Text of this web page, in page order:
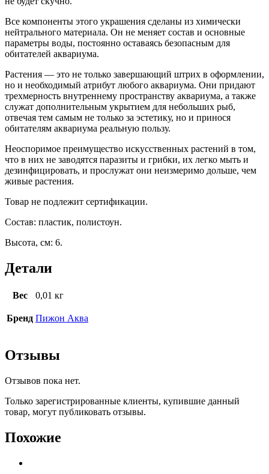
Все компоненты этого украшения сделаны из химически
нейтрального материала. Он не меняет состав и основные
параметры воды, постоянно оставаясь безопасным для
обитателей аквариума.
Растения — это не только завершающий штрих в оформлении,
но и необходимый атрибут любого аквариума. Они придают
трехмерность внутреннему пространству аквариума, а также
служат дополнительным укрытием для небольших рыб,
отвечая тем самым не только за эстетику, но и принося
обитателям аквариума реальную пользу.
Неоспоримое преимущество искусственных растений в том,
что в них не заводятся паразиты и грибки, их легко мыть и
дезинфицировать, и прослужат они неизмеримо дольше, чем
живые растения.
Товар не подлежит сертификации.
Состав: пластик, полистоун.
Высота, см: 6.
Детали
Вес 0,01 кг
Бренд Пижон Аква
Отзывы
Отзывов пока нет.
Только зарегистрированные клиенты, купившие данный
товар, могут публиковать отзывы.
Похожие